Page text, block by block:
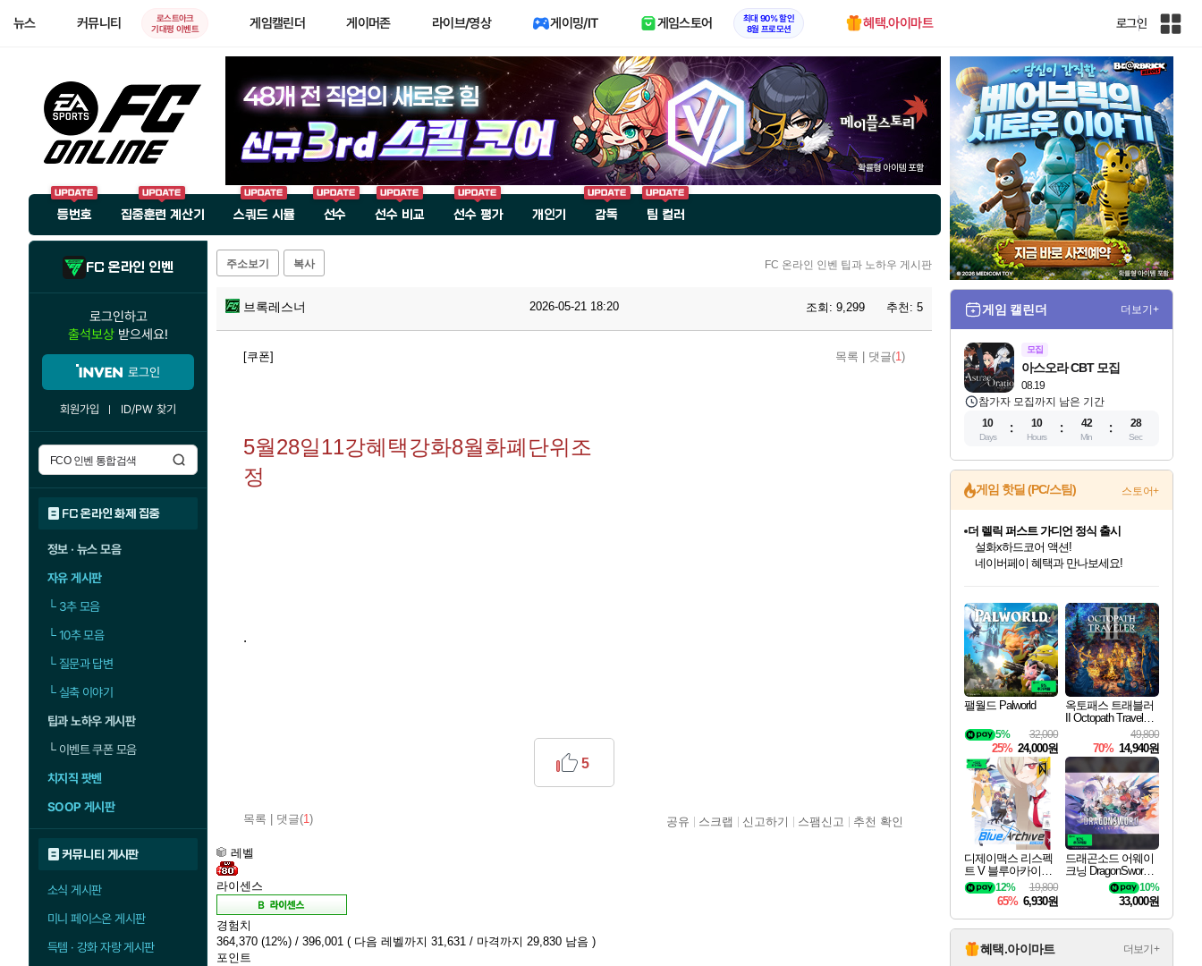
뉴스 커뮤니티
로스트아크
기대평 이벤트
게임캘린더 게이머존 라이브/영상 게이밍/IT 게임스토어
최대 90% 할인
8월 프로모션
혜택.아이마트 로그인
인
사
이
트
맵
등번호 집중훈련 계산기 스쿼드 시뮬 선수 선수 비교 선수 평가 개인기 감독 팀 컬러
FC 온라인 인벤
로그인하고
출석보상 받으세요!
로그인
회원가입 ID/PW 찾기
FC 온라인 화제 집중
정보 · 뉴스 모음
자유 게시판
└3추 모음
└10추 모음
└질문과 답변
└실축 이야기
팁과 노하우 게시판
└이벤트 쿠폰 모음
치지직 팟벤
SOOP 게시판
커뮤니티 게시판
소식 게시판
미니 페이스온 게시판
득템 · 강화 자랑 게시판
주소보기 복사 FC 온라인 인벤 팁과 노하우 게시판
브록레스너 2026-05-21 18:20 조회: 9,299 추천: 5
[쿠폰] 목록 댓글(1)
5월28일11강혜택강화8월화폐단위조
정
.
목록 댓글(1)
5
공유 스크랩 신고하기 스팸신고 추천 확인
레벨
라이센스
경험치
364,370 (12%) / 396,001 ( 다음 레벨까지 31,631 / 마격까지 29,830 남음 )
포인트
게임 캘린더 더보기+
모집
08.19
아스오라 CBT 모집
참가자 모집까지 남은 기간
10
Days
10
Hours
42
Min
27
Sec
게임 핫딜 (PC/스팀) 스토어+
최대 90% 할인가를 만나보세요!
네이버혜택과 함께 만나보세요!
50%할인&추가 적립까지!
네이버 포인트 혜택까지!
이니&베니 혜택까지!
네이버 혜택가와 함께 예약하세요!
할인&네이버혜택으로 만나보세요!
더 렐릭 퍼스트 가디언 정식 출시
설화x하드코어 액션!
네이버페이 혜택과 만나보세요!
40주년 프로모션으로 만나보세요!
할인가에 만나보세요!
일부 에디션 상시 할인!
혜택으로 예약 판매 중
편안하게 충전하세요
팰월드 Palworld
32,000
5%
25% 24,000원
옥토패스 트래블러
II Octopath Traveler I
49,800
70% 14,940원
디제이맥스 리스펙
트 V 블루아카이브
팩 DJMAX RESPE
CT V Blue Archive P
ack DLC
19,800
12%
65% 6,930원
드래곤소드 어웨이
크닝 DragonSword A
10%
33,000원
혜택.아이마트 더보기+